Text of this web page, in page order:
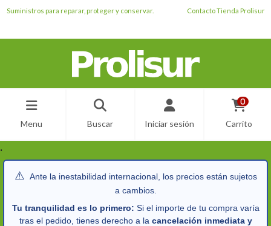
Suministros para reparar, proteger y conservar. Contacto Tienda Prolisur
Menu Buscar Iniciar sesión
0
Carrito
.
⚠️ Ante la inestabilidad internacional, los precios están sujetos
a cambios.
Tu tranquilidad es lo primero: Si el importe de tu compra varía
tras el pedido, tienes derecho a la cancelación inmediata y